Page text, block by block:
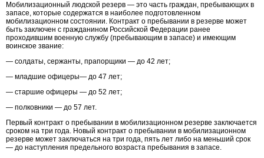
Мобилизационный людской резерв — это часть граждан, пребывающих в
запасе, которые содержатся в наиболее подготовленном
мобилизационном состоянии. Контракт о пребывании в резерве может
быть заключен с гражданином Российской Федерации ранее
проходившим военную службу (пребывающим в запасе) и имеющим
воинское звание:
— солдаты, сержанты, прапорщики — до 42 лет;
— младшие офицеры— до 47 лет;
— старшие офицеры — до 52 лет;
— полковники — до 57 лет.
Первый контракт о пребывании в мобилизационном резерве заключается
сроком на три года. Новый контракт о пребывании в мобилизационном
резерве может заключаться на три года, пять лет либо на меньший срок
— до наступления предельного возраста пребывания в запасе.